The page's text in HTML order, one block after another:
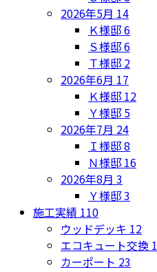
2026年5月 14
Ｋ様邸6
Ｓ様邸6
Ｔ様邸 2
2026年6月 17
Ｋ様邸 12
Ｙ様邸 5
2026年7月 24
Ｉ様邸8
Ｎ様邸 16
2026年8月 3
Ｙ様邸3
施工実績 110
ウッドデッキ 12
エコキュート交換 1
カーポート 23